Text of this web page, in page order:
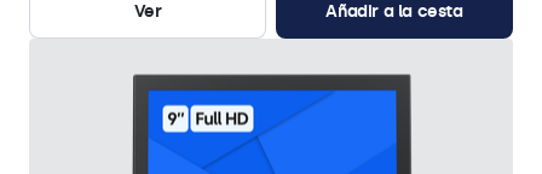
Ver
Añadir a la cesta